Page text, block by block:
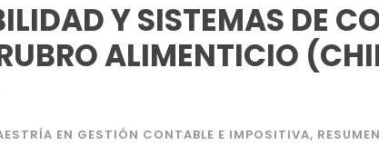
Y SISTEMAS DE
ALIMENTICIO
EN GESTIÓN CONTABLE E IMPOSITIVA,